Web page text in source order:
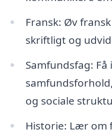
Fransk: Øv
skriftligt og
Samfundsfag: Få
og sociale
Historie: Lær om